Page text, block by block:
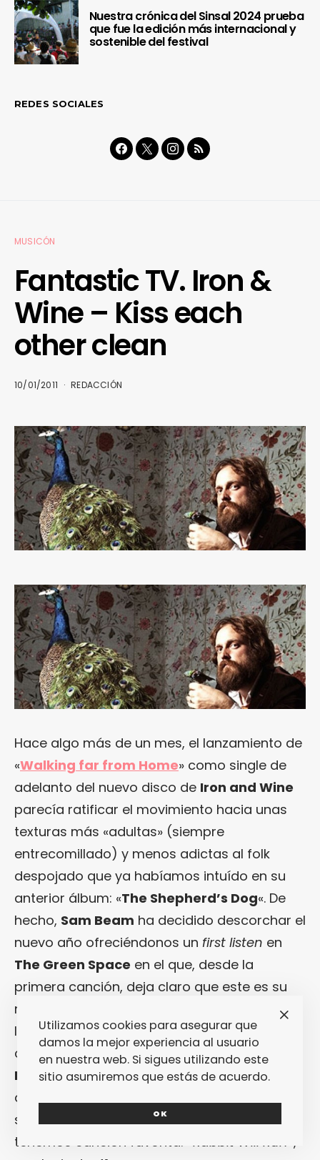
Nuestra crónica del Sinsal 2024 prueba
que fue la edición más internacional y
sostenible del festival
REDES SOCIALES
MUSICÓN
Fantastic TV. Iron &
Wine – Kiss each
other clean
10/01/2011 REDACCIÓN
Hace algo más de un mes, el lanzamiento de
«Walking far from Home» como single de
adelanto del nuevo disco de Iron and Wine
parecía ratificar el movimiento hacia unas
texturas más «adultas» (siempre
entrecomillado) y menos adictas al folk
despojado que ya habíamos intuído en su
anterior álbum: «The Shepherd’s Dog«. De
hecho, Sam Beam ha decidido descorchar el
nuevo año ofreciéndonos un first listen en
The Green Space en el que, desde la
primera canción, deja claro que este es su
nuevo sonido, por mucho que múltiples sean
los fans que sigan pretendiendo que
componga como en los tiempos de «Our
Endless Numbered Days«… Lo cortés no
quita lo valiente: todo el nuevo material
suena arrebatador. Eso sí, enFPMya
tenemos canción favorita: « Rabbit Will Run «,
Utilizamos cookies para asegurar que
damos la mejor experiencia al usuario
en nuestra web. Si sigues utilizando este
sitio asumiremos que estás de acuerdo.
OK